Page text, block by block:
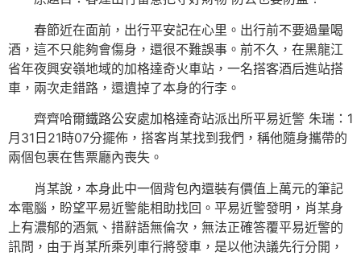
春節近在面前，出行平安記在心里。出行前不要過量喝
酒，這不只能夠會傷身，還很不難誤事。前不久，在黑龍江
省年夜興安嶺地域的加格達奇火車站，一名搭客酒后進站搭
車，兩次走錯路，還遺掉了本身的行李。
齊齊哈爾鐵路公安處加格達奇站派出所平易近警 朱瑞： 1
月31日21時07分擺佈，搭客肖某找到我們，稱他隨身攜帶的
兩個包裹在售票廳內喪失。
肖某說，本身此中一個背包內還裝有價值上萬元的筆記
本電腦，盼望平易近警能相助找回。平易近警發明，肖某身
上有濃郁的酒氣、措辭語無倫次，無法正確答覆平易近警的
訊問，由于肖某所乘列車行將發車，是以他決議先行分開，